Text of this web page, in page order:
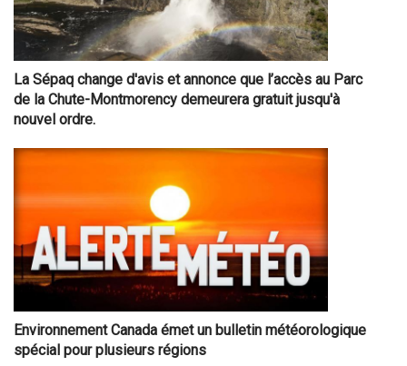
La Sépaq change d'avis et annonce que l’accès au Parc
de la Chute-Montmorency demeurera gratuit jusqu'à
nouvel ordre.
Environnement Canada émet un bulletin météorologique
spécial pour plusieurs régions